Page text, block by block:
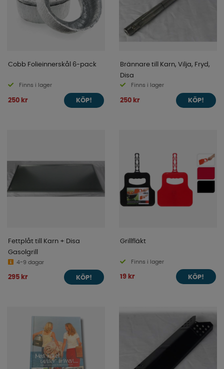
Cobb Folieinnerskål 6-pack
Finns i lager
250 kr KÖP!
Brännare till Karn, Vilja, Fryd,
Disa
Finns i lager
250 kr KÖP!
Fettplåt till Karn + Disa
Gasolgrill
4-9 dagar
295 kr KÖP!
Grillfläkt
Finns i lager
19 kr KÖP!